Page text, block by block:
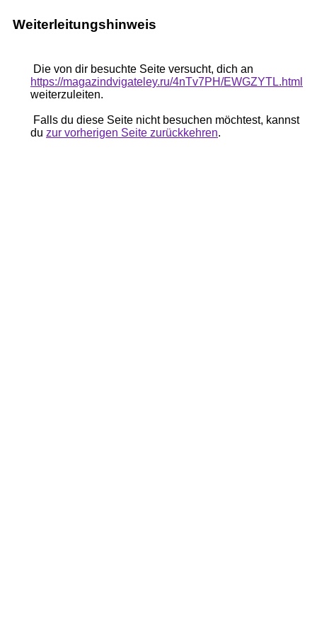
Weiterleitungshinweis
Die von dir besuchte Seite versucht, dich an
https://magazindvigateley.ru/4nTv7PH/EWGZYTL.html
weiterzuleiten.
Falls du diese Seite nicht besuchen möchtest, kannst
du zur vorherigen Seite zurückkehren.